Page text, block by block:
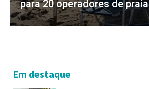
para 20 operadores de praia
Em destaque